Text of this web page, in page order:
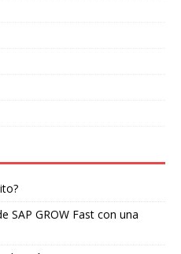
SAP GROW Fast con una